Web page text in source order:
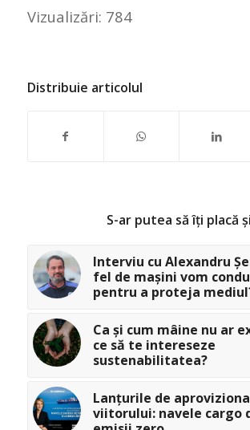
Vizualizări: 784
Distribuie articolul
S-ar putea să îți placă și
Interviu cu Alexandru
fel de mașini vom
pentru a proteja
Ca și cum mâine nu ar
ce să te intereseze
sustenabilitatea?
Lanțurile de
viitorului: navele cargo